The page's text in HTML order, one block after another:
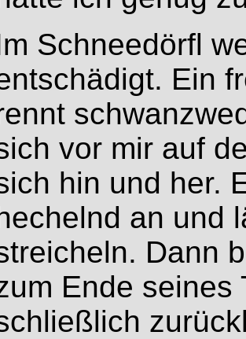
Schneedörfl
Ein
vor mir auf
hin und her.
an und
Dann
Ende seines